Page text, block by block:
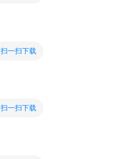
扫一扫下载
扫一扫下载